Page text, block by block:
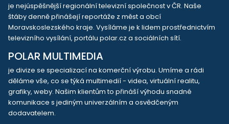
je nejúspěšnější regionální televizní společnost v ČR. Naše
štáby denně přinášejí reportáže z měst a obcí
Moravskoslezského kraje. Vysíláme je k lidem prostřednictvím
televizního vysílání, portálu polar.cz a sociálních sítí.
POLAR MULTIMEDIA
je divize se specializací na komerční výrobu. Umíme a rádi
děláme vše, co se týká multimedií - videa, virtuální realitu,
grafiky, weby. Našim klientům to přináší výhodu snadné
komunikace s jediným univerzálním a osvědčeným
dodavatelem.